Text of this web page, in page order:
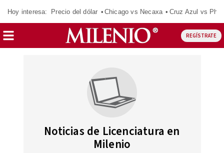
Hoy interesa: Precio del dólar Chicago vs Necaxa Cruz Azul vs
REGÍSTRATE
Noticias de Licenciatura en
Milenio